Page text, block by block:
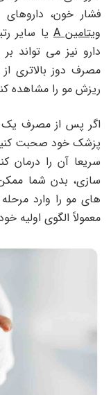
فشار خون، داروهای
ویتامین A
دارو نیز می تواند
مصرف دوز بالاتری
ریزش مو را مشاهده
اگر پس از مصرف یک
پزشک خود صحبت
سریعا آن را درمان
‌سازی، بدن شما
‌های مو را وارد
معمولاً الگوی اولیه